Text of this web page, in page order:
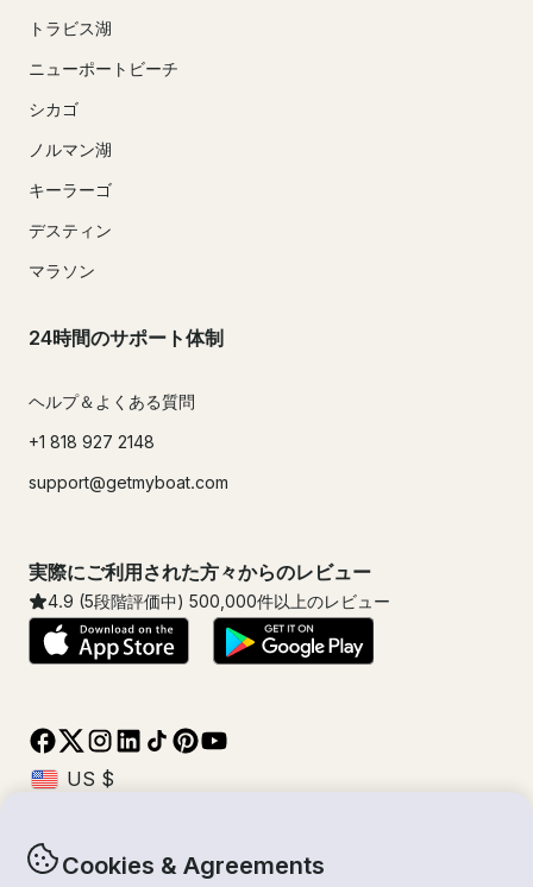
Cookies & Agreements
トラビス湖
ニューポートビーチ
シカゴ
ノルマン湖
キーラーゴ
デスティン
マラソン
24時間のサポート体制
ヘルプ＆よくある質問
+1 818 927 2148
support@getmyboat.com
実際にご利用された方々からのレビュー
4.9 (5段階評価中) 500,000件以上のレビュー
© Getmyboat 2026利用規約プライバシー規約